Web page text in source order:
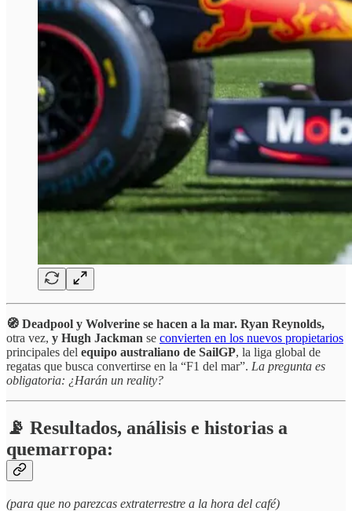
🧭 Deadpool y Wolverine se hacen a la mar. Ryan Reynolds,
otra vez, y Hugh Jackman se convierten en los nuevos propietarios
principales del equipo australiano de SailGP, la liga global de
regatas que busca convertirse en la “F1 del mar”. La pregunta es
obligatoria: ¿Harán un reality?
📡 Resultados, análisis e historias a
quemarropa:
(para que no parezcas extraterrestre a la hora del café)